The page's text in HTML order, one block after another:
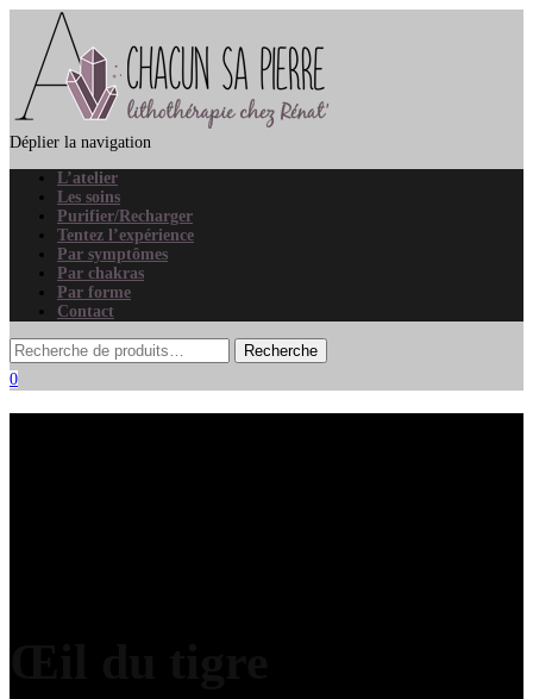
Déplier la navigation
L’atelier
Les soins
Purifier/Recharger
Tentez l’expérience
Par symptômes
Par chakras
Par forme
Contact
0